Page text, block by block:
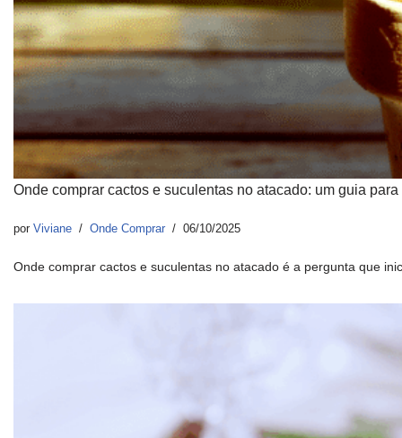
Onde comprar cactos e suculentas no atacado: um guia
por Viviane Onde Comprar 06/10/2025
Onde comprar cactos e suculentas no atacado é a pergunta que